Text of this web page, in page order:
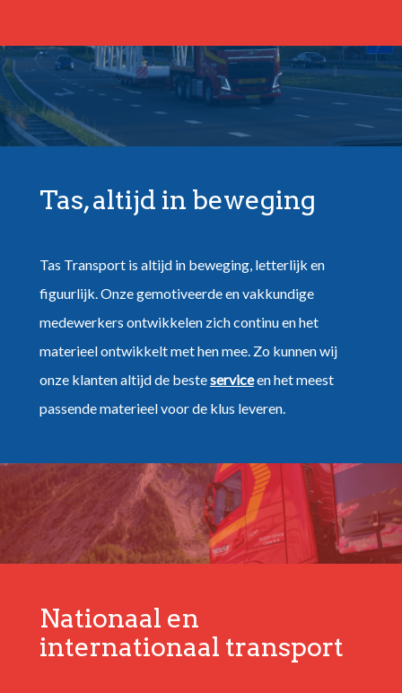
Tas, altijd in beweging
Tas Transport is altijd in beweging, letterlijk en
figuurlijk. Onze gemotiveerde en vakkundige
medewerkers ontwikkelen zich continu en het
materieel ontwikkelt met hen mee. Zo kunnen wij
onze klanten altijd de besteserviceen het meest
passende materieel voor de klus leveren.
Nationaal en
internationaal transport